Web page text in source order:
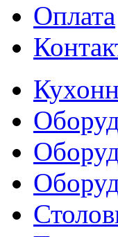
Оплата